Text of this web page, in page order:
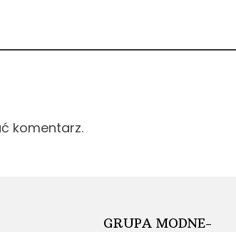
komentarz.
GRUPA MODNE-